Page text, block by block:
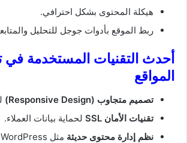
هيكلة المحتوى بشكل احترافي.
ربط الموقع بأدوات جوجل للتحليل
أحدث التقنيات المستخدمة
المواقع
تصميم متجاوب (Responsive Design)
تقنيات الأمان SSL
لحماية بيانات العملاء.
نظم إدارة محتوى حديثة مثل WordPress و Laravel.